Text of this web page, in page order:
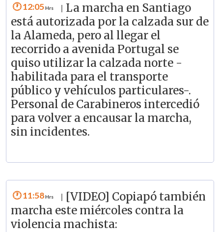
12:05
La marcha en Santiago
está autorizada por la calzada sur de
la Alameda, pero al llegar el
recorrido a avenida Portugal se
quiso utilizar la calzada norte -
habilitada para el transporte
público y vehículos particulares-.
Personal de Carabineros intercedió
para volver a encausar la marcha,
sin incidentes.
11:58
[VIDEO] Copiapó también
marcha este miércoles contra la
violencia machista: